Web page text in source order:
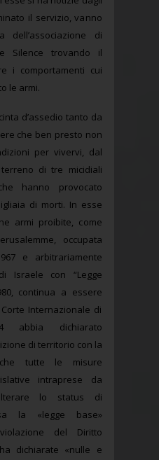
il servizio, vanno
di
Silence trovando il
i comportamenti cui
le armi.
d’assedio tanto da
che ben presto non
per vivervi, dal
di tre micidiali
hanno provocato
di morti. In esse
armi proibite, come
occupata
e arbitrariamente
Israele con “Legge
continua a essere
Internazionale di
abbia dichiarato
di territorio con la
tutte le misure
intraprese da
lo status di
la «legge base»
del Diritto
dichiarate «nulle e